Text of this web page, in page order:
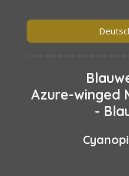
Azure-winged
-